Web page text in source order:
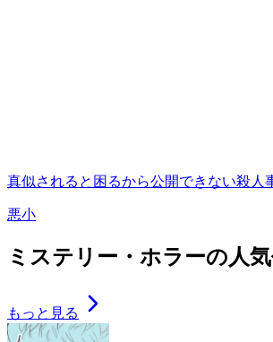
真似されると困るから公開できない殺人
悪小
ミステリー・ホラーの人
もっと見る